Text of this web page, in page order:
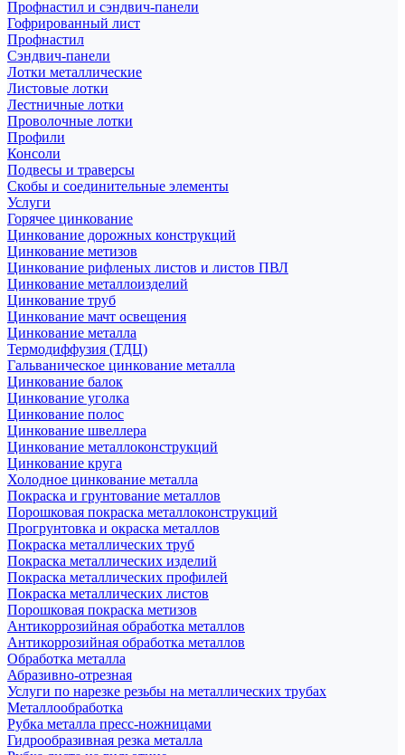
Профнастил и сэндвич-панели
Гофрированный лист
Профнастил
Сэндвич-панели
Лотки металлические
Листовые лотки
Лестничные лотки
Проволочные лотки
Профили
Консоли
Подвесы и траверсы
Скобы и соединительные элементы
Услуги
Горячее цинкование
Цинкование дорожных конструкций
Цинкование метизов
Цинкование рифленых листов и листов ПВЛ
Цинкование металлоизделий
Цинкование труб
Цинкование мачт освещения
Цинкование металла
Термодиффузия (ТДЦ)
Гальваническое цинкование металла
Цинкование балок
Цинкование уголка
Цинкование полос
Цинкование швеллера
Цинкование металлоконструкций
Цинкование круга
Холодное цинкование металла
Покраска и грунтование металлов
Порошковая покраска металлоконструкций
Прогрунтовка и окраска металлов
Покраска металлических труб
Покраска металлических изделий
Покраска металлических профилей
Покраска металлических листов
Порошковая покраска метизов
Антикоррозийная обработка металлов
Антикоррозийная обработка металлов
Обработка металла
Абразивно-отрезная
Услуги по нарезке резьбы на металлических трубах
Металлообработка
Рубка металла пресс-ножницами
Гидрообразивная резка металла